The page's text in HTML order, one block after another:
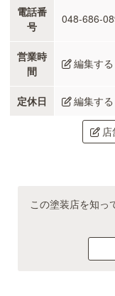
電話番
号
048-686-
営業時
間
編集する
定休日 編集する
この塗装店を知っ